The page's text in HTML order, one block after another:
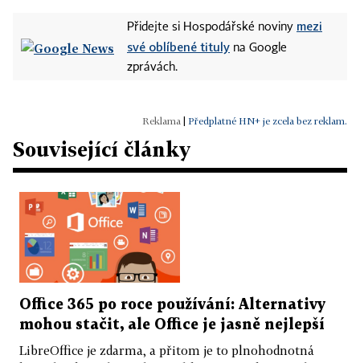
Přidejte si Hospodářské noviny mezi
své oblíbené tituly na Google
zprávách.
Předplatné HN+ je zcela bez reklam.
Související články
Office 365 po roce používání: Alternativy
mohou stačit, ale Office je jasně nejlepší
LibreOffice je zdarma, a přitom je to plnohodnotná